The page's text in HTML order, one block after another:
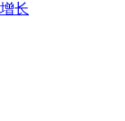
长